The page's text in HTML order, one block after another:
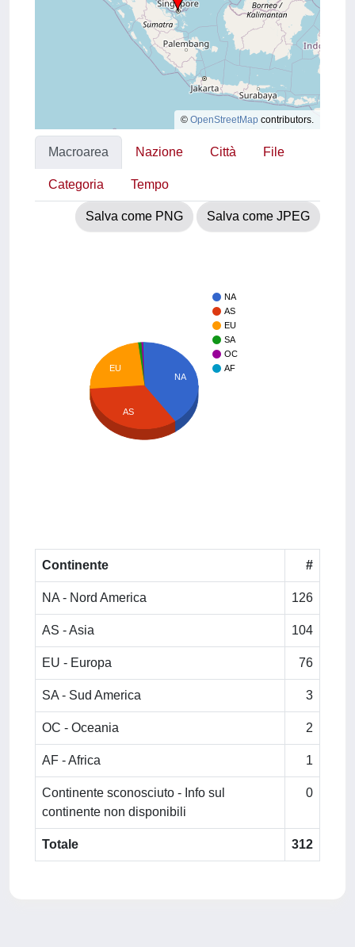
© OpenStreetMap contributors.
Macroarea Nazione Città File
Categoria Tempo
Salva come PNG Salva come JPEG
NA
AS
EU
SA
OC
AF
NA
EU
AS
Continente #
NA - Nord America 126
AS - Asia 104
EU - Europa 76
SA - Sud America 3
OC - Oceania 2
AF - Africa 1
Continente sconosciuto - Info sul
continente non disponibili
0
Totale 312